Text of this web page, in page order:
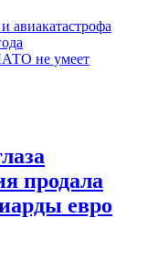
авиакатастрофа
не умеет
продала
евро